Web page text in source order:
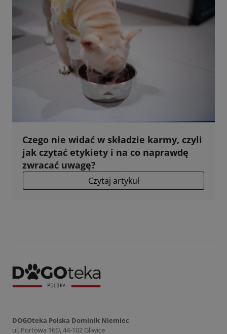
Czego nie widać w składzie karmy, czyli
jak czytać etykiety i na co naprawdę
zwracać uwagę?
Czytaj artykuł
DOGOteka Polska Dominik Niemiec
ul. Portowa 16D, 44-102 Gliwice